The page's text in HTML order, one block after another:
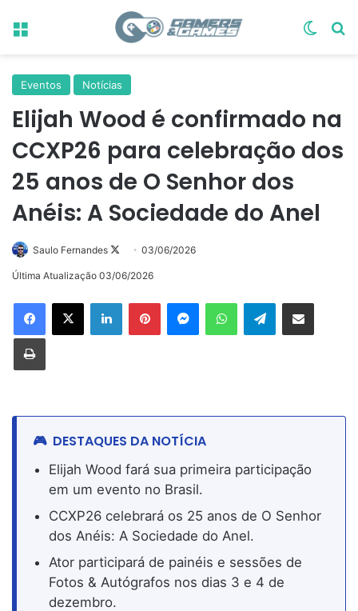
Menu
Eventos Notícias
Elijah Wood é confirmado na
CCXP26 para celebração dos
25 anos de O Senhor dos
Anéis: A Sociedade do Anel
Saulo Fernandes
Follow03/06/2026
Última Atualização 03/06/2026
LinkedinPinterestMessengerWhatsAppTelegramCompartilhar via e-mail
Imprimir
DESTAQUES DA NOTÍCIA
Elijah Wood fará sua primeira participação
em um evento no Brasil.
CCXP26 celebrará os 25 anos de O Senhor
dos Anéis: A Sociedade do Anel.
Ator participará de painéis e sessões de
Fotos & Autógrafos nos dias 3 e 4 de
dezembro.